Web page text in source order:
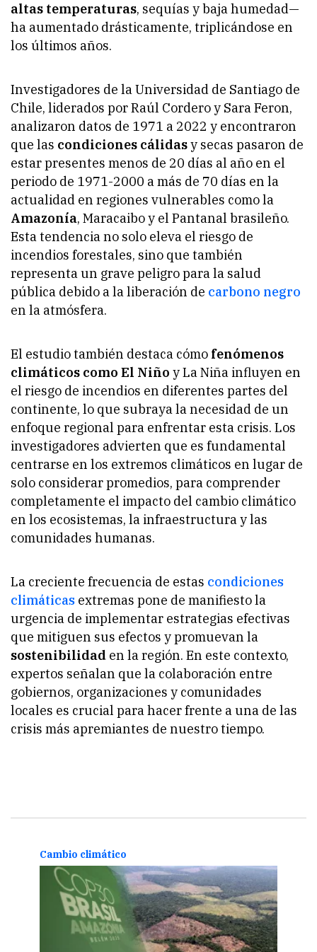
altas temperaturas, sequías y baja humedad—
ha aumentado drásticamente, triplicándose en
los últimos años.
Investigadores de la Universidad de Santiago de
Chile, liderados por Raúl Cordero y Sara Feron,
analizaron datos de 1971 a 2022 y encontraron
que las condiciones cálidasy secas pasaron de
estar presentes menos de 20 días al año en el
periodo de 1971-2000 a más de 70 días en la
actualidad en regiones vulnerables como la
Amazonía, Maracaibo y el Pantanal brasileño.
Esta tendencia no solo eleva el riesgo de
incendios forestales, sino que también
representa un grave peligro para la salud
pública debido a la liberación de carbono negro
en la atmósfera.
El estudio también destaca cómo fenómenos
climáticos como El Niño y La Niña influyen en
el riesgo de incendios en diferentes partes del
continente, lo que subraya la necesidad de un
enfoque regional para enfrentar esta crisis. Los
investigadores advierten que es fundamental
centrarse en los extremos climáticos en lugar de
solo considerar promedios, para comprender
completamente el impacto del cambio climático
en los ecosistemas, la infraestructura y las
comunidades humanas.
La creciente frecuencia de estas condiciones
climáticas extremas pone de manifiesto la
urgencia de implementar estrategias efectivas
que mitiguen sus efectos y promuevan la
sostenibilidad en la región. En este contexto,
expertos señalan que la colaboración entre
gobiernos, organizaciones y comunidades
locales es crucial para hacer frente a una de las
crisis más apremiantes de nuestro tiempo.
Cambio climático